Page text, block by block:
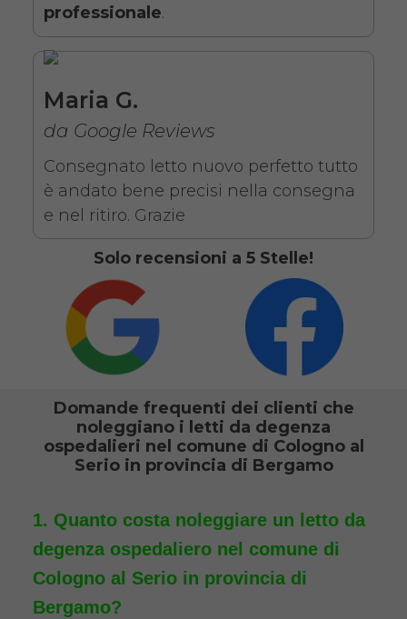
da 109,01€
SCHEDA COMPLETA
Noleggio letto elettrico in
legno + Materasso
Antidecubito + Vassoio
da letto
Noleggio letto da degenza
ortopedico elettrico in legno,
contenimento con materasso
antidecubito e vassoio da letto
con ruote. Il noleggio minimo
è di 7 giorni a 116 euro.
professionale.
Maria G.
da Google Reviews
Consegnato letto nuovo perfetto tutto
è andato bene precisi nella consegna
e nel ritiro. Grazie
Solo recensioni a 5 Stelle!
Domande frequenti dei clienti che
noleggiano i letti da degenza
ospedalieri nel comune di Cologno al
Serio in provincia di Bergamo
Quanto costa noleggiare un letto da
degenza ospedaliero nel comune di
Cologno al Serio in provincia di
Bergamo?